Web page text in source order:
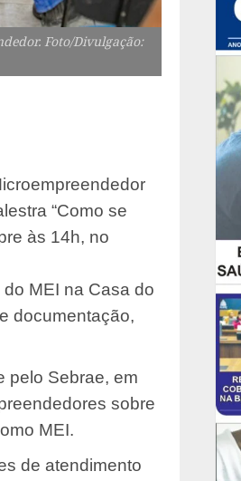
Foto/Divulgação:
“Como se
às 14h, no
MEI na Casa do
documentação,
pelo Sebrae, em
sobre
MEI.
de atendimento